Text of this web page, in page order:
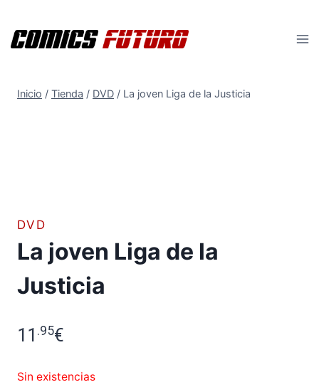
contenido
Inicio / Tienda / DVD / La joven Liga de la Justicia
DVD
La joven Liga de la
Justicia
11 .95€
Sin existencias